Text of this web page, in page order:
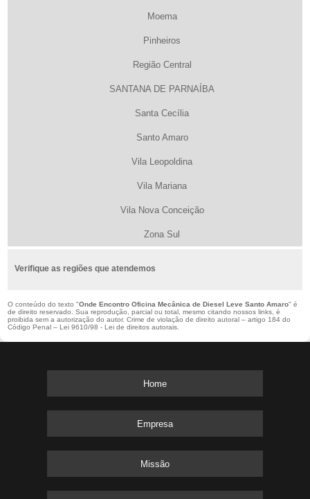
Moema
Pinheiros
Região Central
SANTANA DE PARNAÍBA
Santa Cecília
Santo Amaro
Vila Leopoldina
Vila Mariana
Vila Nova Conceição
Zona Sul
Verifique as regiões que atendemos
O conteúdo do texto "Onde Encontro Oficina Mecânica de Diesel Leve Santo Amaro" é
de direito reservado. Sua reprodução, parcial ou total, mesmo citando nossos links, é
proibida sem a autorização do autor. Crime de violação de direito autoral – artigo 184 do
Código Penal –Lei 9610/98 - Lei de direitos autorais.
Home
Empresa
Missão